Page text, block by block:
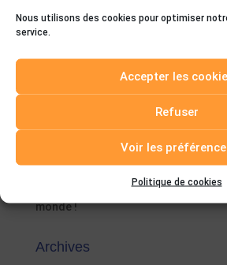
Nous utilisons des cookies pour optimiser
service.
Accepter les
Refuser
Voir les
Politique de cookies
Commentaires récents
Un commentateur WordPressdans
monde !
Archives